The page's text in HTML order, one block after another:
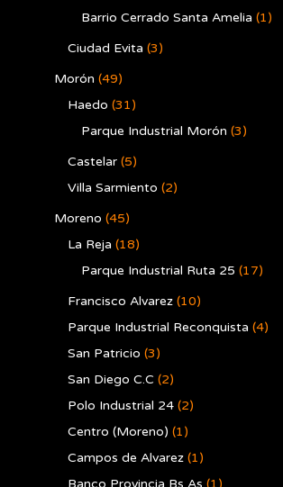
Barrio Cerrado Santa Amelia (1)
Ciudad Evita (3)
Morón (49)
Haedo (31)
Parque Industrial Morón (3)
Castelar (5)
Villa Sarmiento (2)
Moreno (45)
La Reja (18)
Parque Industrial Ruta 25 (17)
Francisco Alvarez (10)
Parque Industrial Reconquista (4)
San Patricio (3)
San Diego C.C (2)
Polo Industrial 24 (2)
Centro (Moreno) (1)
Campos de Alvarez (1)
Banco Provincia Bs As (1)